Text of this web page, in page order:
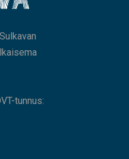
tunnus: